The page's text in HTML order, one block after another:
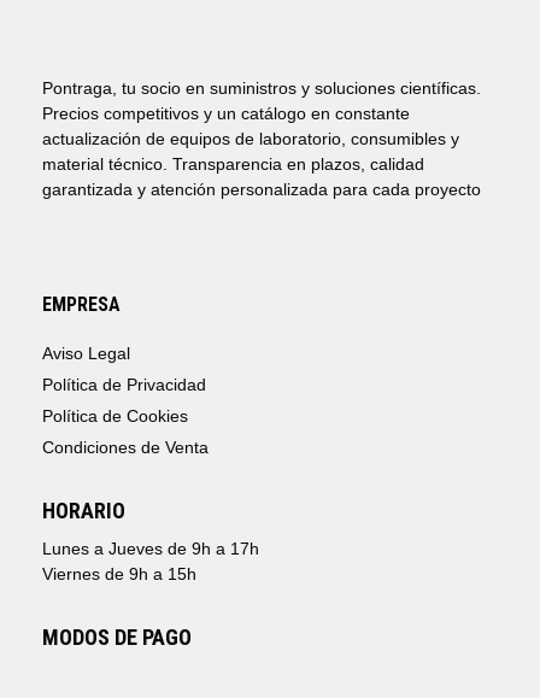
Pontraga, tu socio en suministros y soluciones científicas.
Precios competitivos y un catálogo en constante
actualización de equipos de laboratorio, consumibles y
material técnico. Transparencia en plazos, calidad
garantizada y atención personalizada para cada proyecto
EMPRESA
Aviso Legal
Política de Privacidad
Política de Cookies
Condiciones de Venta
HORARIO
Lunes a Jueves de 9h a 17h
Viernes de 9h a 15h
MODOS DE PAGO